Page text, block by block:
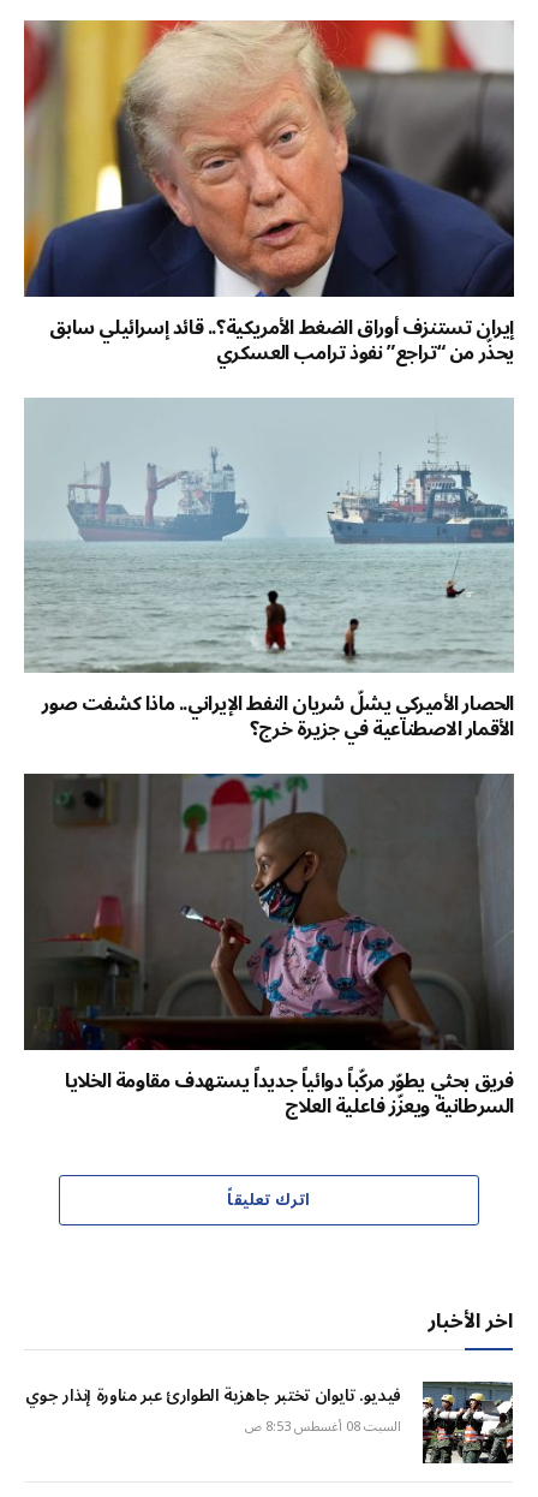
إيران تستنزف أوراق الضغط الأمريكية؟.. قائد إسرائيلي سابق
يحذّر من “تراجع” نفوذ ترامب العسكري
الحصار الأميركي يشلّ شريان النفط الإيراني.. ماذا كشفت صور
الأقمار الاصطناعية في جزيرة خرج؟
فريق بحثي يطوّر مركّباً دوائياً جديداً يستهدف مقاومة الخلايا
السرطانية ويعزّز فاعلية العلاج
اترك تعليقاً
اخر الأخبار
فيديو. تايوان تختبر جاهزية الطوارئ عبر مناورة إنذار جوي
السبت 08 أغسطس 8:53 ص